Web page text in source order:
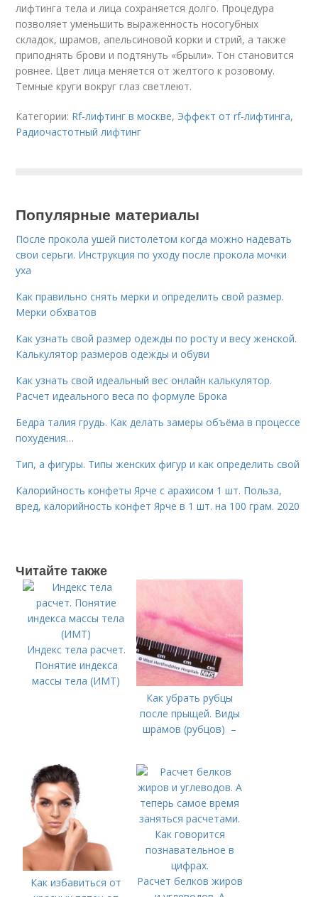
лифтинга тела и лица сохраняется долго. Процедура
позволяет уменьшить выраженность носогубных
складок, шрамов, апельсиновой корки и стрий, а также
приподнять брови и подтянуть «брыли». Тон становится
ровнее. Цвет лица меняется от желтого к розовому.
Темные круги вокруг глаз светлеют.
Категории: Rf-лифтинг в москве, Эффект от rf-лифтинга,
Радиочастотный лифтинг
Популярные материалы
После прокола ушей пистолетом когда можно надевать
свои серьги. Инструкция по уходу после прокола мочки
уха
Как правильно снять мерки и определить свой размер.
Мерки обхватов
Как узнать свой размер одежды по росту и весу женской.
Калькулятор размеров одежды и обуви
Как узнать свой идеальный вес онлайн калькулятор.
Расчет идеального веса по формуле Брока
Бедра талия грудь. Как делать замеры объёма в процессе
похудения…
Тип, а фигуры. Типы женских фигур и как определить свой
Калорийность конфеты Ярче с арахисом 1 шт. Польза,
вред, калорийность конфет Ярче в 1 шт. на 100 грам. 2020
Читайте также
Индекс тела расчет.
Понятие индекса
массы тела (ИМТ)
Как убрать рубцы
после прыщей. Виды
шрамов (рубцов) –
Как избавиться от
Расчет белков жиров